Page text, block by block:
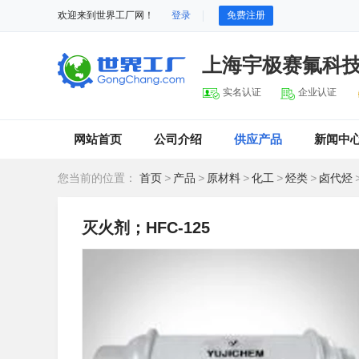
欢迎来到世界工厂网！ 登录 免费注册
上海宇极赛氟科
实名认证 企业认证
网站首页 公司介绍 供应产品 新闻中
您当前的位置： 首页 > 产品 > 原材料 >化工 >烃类 > 卤代烃
灭火剂；HFC-125